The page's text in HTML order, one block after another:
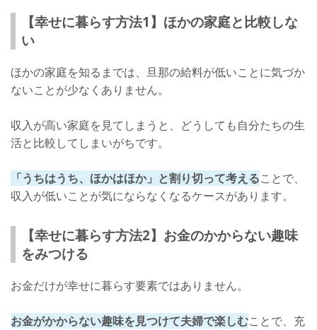
【幸せに暮らす方法1】ほかの家庭と比較しな
い
ほかの家庭を知るまでは、旦那の給料が低いことに気づか
ないことが少なくありません。
収入が高い家庭を見てしまうと、どうしても自分たちの生
活と比較してしまいがちです。
「うちはうち、ほかはほか」と割り切って考えることで、
収入が低いことが気にならなくなるケースがあります。
【幸せに暮らす方法2】お金のかからない趣味
をみつける
お金だけが幸せに暮らす要素ではありません。
お金がかからない趣味を見つけて夫婦で楽しむことで、充